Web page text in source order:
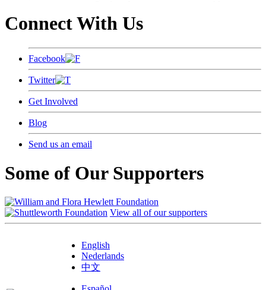
Connect With Us
Facebook
Twitter
Get Involved
Blog
Send us an email
Some of Our Supporters
View all of our supporters
English
Nederlands
中文